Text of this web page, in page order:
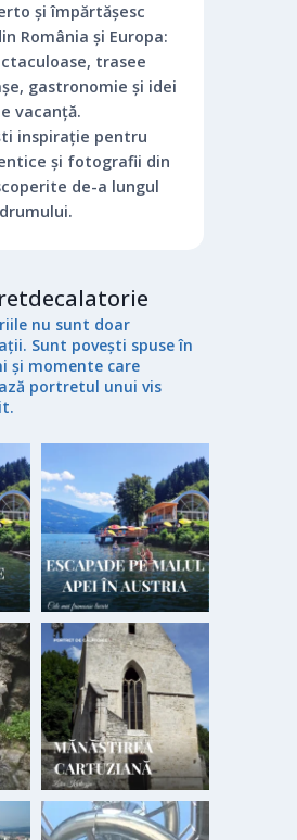
și împărtășesc
România și Europa:
trasee
gastronomie și idei
vacanță.
inspirație pentru
și fotografii din
de-a lungul
drumului.
nu sunt doar
Sunt povești spuse în
și momente care
portretul unui vis